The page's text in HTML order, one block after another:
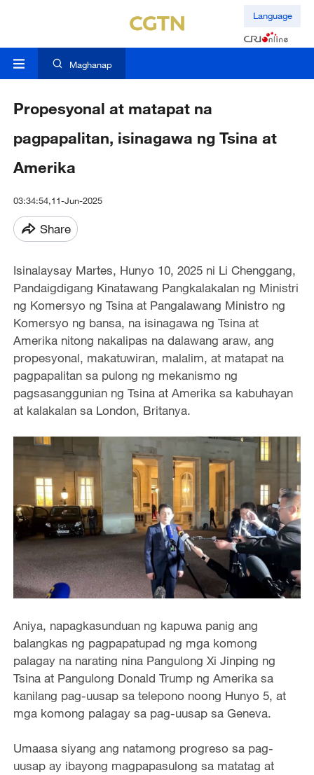
Language
Maghanap
Propesyonal at matapat na
pagpapalitan, isinagawa ng Tsina at
Amerika
03:34:54,11-Jun-2025
Share
Isinalaysay Martes, Hunyo 10, 2025 ni Li Chenggang,
Pandaigdigang Kinatawang Pangkalakalan ng Ministri
ng Komersyo ng Tsina at Pangalawang Ministro ng
Komersyo ng bansa, na isinagawa ng Tsina at
Amerika nitong nakalipas na dalawang araw, ang
propesyonal, makatuwiran, malalim, at matapat na
pagpapalitan sa pulong ng mekanismo ng
pagsasanggunian ng Tsina at Amerika sa kabuhayan
at kalakalan sa London, Britanya.
Aniya, napagkasunduan ng kapuwa panig ang
balangkas ng pagpapatupad ng mga komong
palagay na narating nina Pangulong Xi Jinping ng
Tsina at Pangulong Donald Trump ng Amerika sa
kanilang pag-uusap sa telepono noong Hunyo 5, at
mga komong palagay sa pag-uusap sa Geneva.
Umaasa siyang ang natamong progreso sa pag-
uusap ay ibayong magpapasulong sa matatag at